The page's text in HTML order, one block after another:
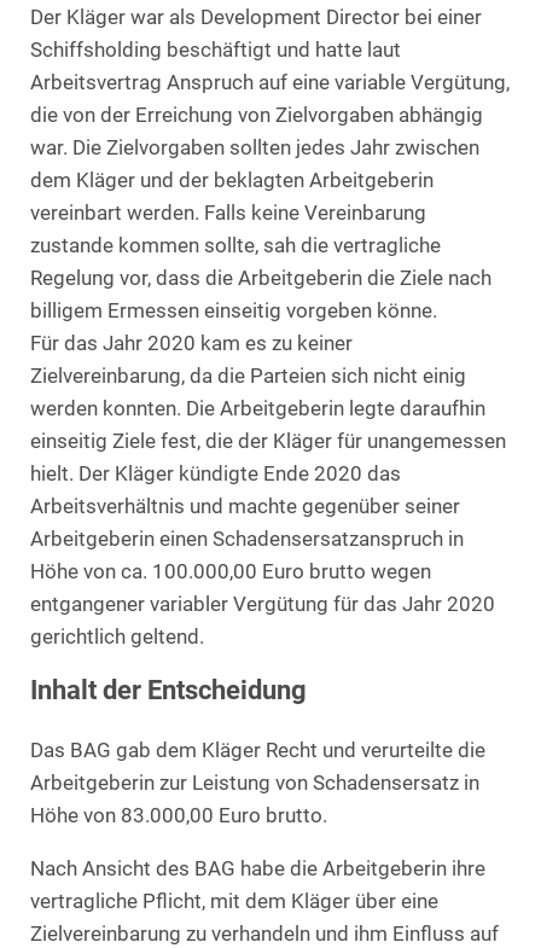
Der Kläger war als Development Director bei einer
Schiffsholding beschäftigt und hatte laut
Arbeitsvertrag Anspruch auf eine variable Vergütung,
die von der Erreichung von Zielvorgaben abhängig
war. Die Zielvorgaben sollten jedes Jahr zwischen
dem Kläger und der beklagten Arbeitgeberin
vereinbart werden. Falls keine Vereinbarung
zustande kommen sollte, sah die vertragliche
Regelung vor, dass die Arbeitgeberin die Ziele nach
billigem Ermessen einseitig vorgeben könne.
Für das Jahr 2020 kam es zu keiner
Zielvereinbarung, da die Parteien sich nicht einig
werden konnten. Die Arbeitgeberin legte daraufhin
einseitig Ziele fest, die der Kläger für unangemessen
hielt. Der Kläger kündigte Ende 2020 das
Arbeitsverhältnis und machte gegenüber seiner
Arbeitgeberin einen Schadensersatzanspruch in
Höhe von ca. 100.000,00 Euro brutto wegen
entgangener variabler Vergütung für das Jahr 2020
gerichtlich geltend.
Inhalt der Entscheidung
Das BAG gab dem Kläger Recht und verurteilte die
Arbeitgeberin zur Leistung von Schadensersatz in
Höhe von 83.000,00 Euro brutto.
Nach Ansicht des BAG habe die Arbeitgeberin ihre
vertragliche Pflicht, mit dem Kläger über eine
Zielvereinbarung zu verhandeln und ihm Einfluss auf